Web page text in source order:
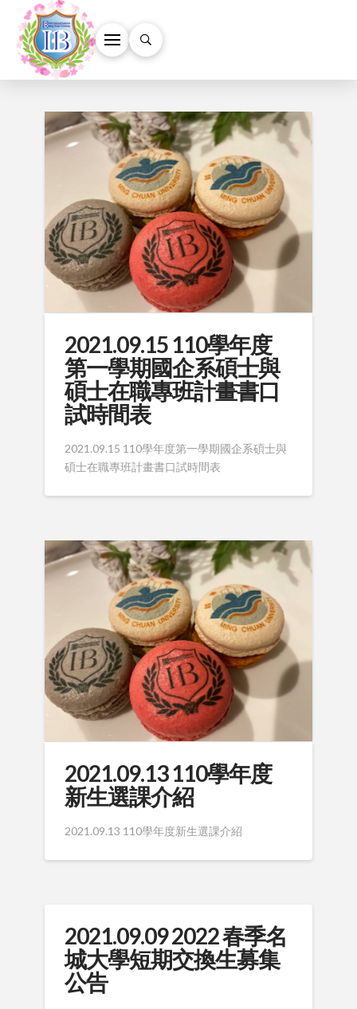
2021.09.15 110學年度
第一學期國企系碩士與
碩士在職專班計畫書口
試時間表
2021.09.15 110學年度第一學期國企系碩士與
碩士在職專班計畫書口試時間表
2021.09.13 110學年度
新生選課介紹
2021.09.13 110學年度新生選課介紹
2021.09.09 2022 春季名
城大學短期交換生募集
公告